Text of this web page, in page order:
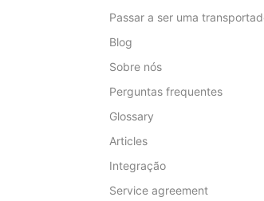
Passar a ser uma
Blog
Sobre nós
Perguntas frequentes
Glossary
Articles
Integração
Service agreement